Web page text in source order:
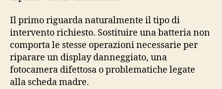
Il primo riguarda naturalmente il tipo di
intervento richiesto. Sostituire una batteria non
comporta le stesse operazioni necessarie per
riparare un display danneggiato, una
fotocamera difettosa o problematiche legate
alla scheda madre.